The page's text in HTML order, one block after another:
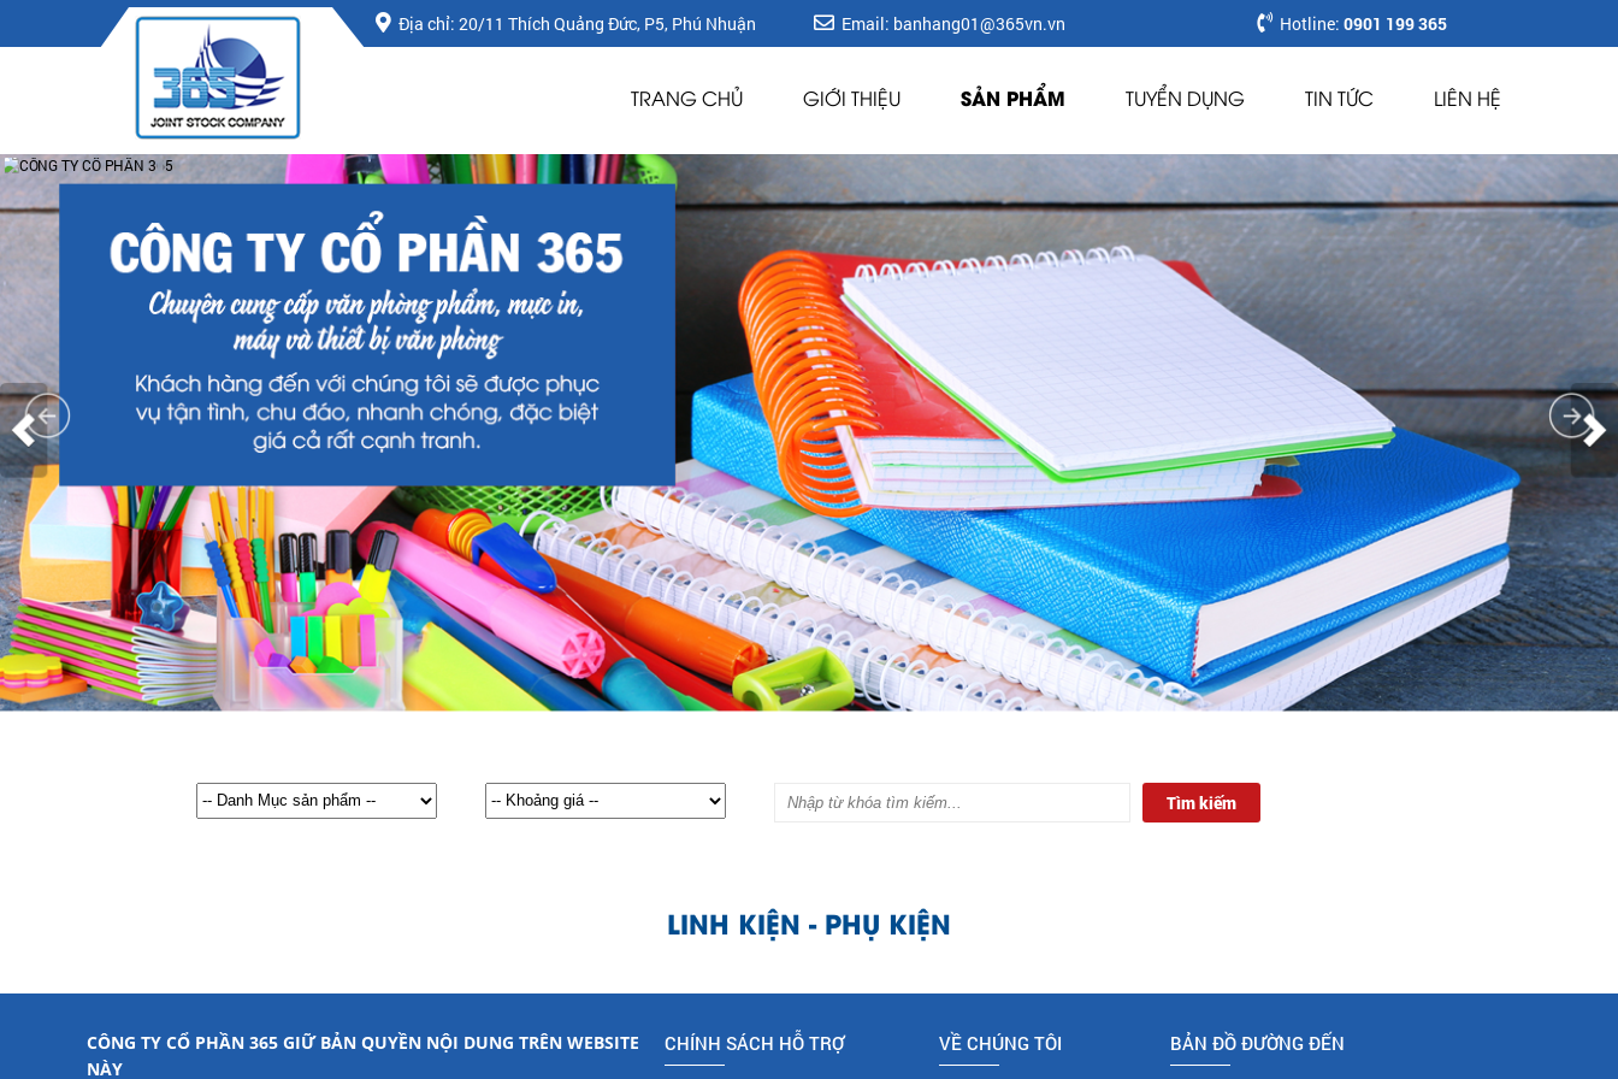
Địa chỉ: 20/11 Thích Quảng Đức, P5, Phú Nhuận Email: banhang01@365vn.vn Hotline: 0901 199 365
TRANG CHỦ GIỚI THIỆU SẢN PHẨM TUYỂN DỤNG TIN TỨC LIÊN HỆ
Tìm kiếm
LINH KIỆN - PHỤ KIỆN
CÔNG TY CỔ PHẦN 365 GIỮ BẢN QUYỀN NỘI DUNG TRÊN WEBSITE
NÀY
CHÍNH SÁCH HỖ TRỢ VỀ CHÚNG TÔI BẢN ĐỒ ĐƯỜNG ĐẾN